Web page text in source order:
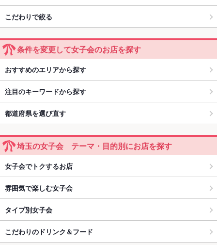
こだわりで絞る
条件を変更して女子会のお店を探す
おすすめのエリアから探す
注目のキーワードから探す
都道府県を選び直す
埼玉の女子会 テーマ・目的別にお店を探す
女子会でトクするお店
雰囲気で楽しむ女子会
タイプ別女子会
こだわりのドリンク＆フード